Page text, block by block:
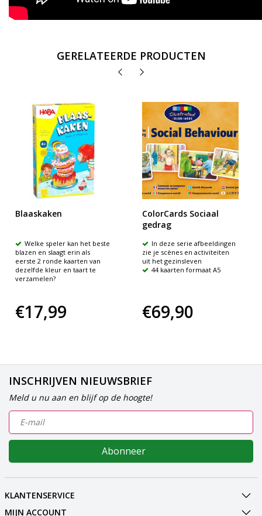
GERELATEERDE PRODUCTEN
Blaaskaken
Welke speler kan het beste
blazen en slaagt erin als
eerste 2 ronde kaarten van
dezelfde kleur en taart te
verzamelen?
€17,99
ColorCards Sociaal
gedrag
In deze serie afbeeldingen
zie je scènes en activiteiten
uit het gezinsleven
44 kaarten formaat A5
€69,90
INSCHRIJVEN NIEUWSBRIEF
Meld u nu aan en blijf op de hoogte!
Abonneer
KLANTENSERVICE
MIJN ACCOUNT